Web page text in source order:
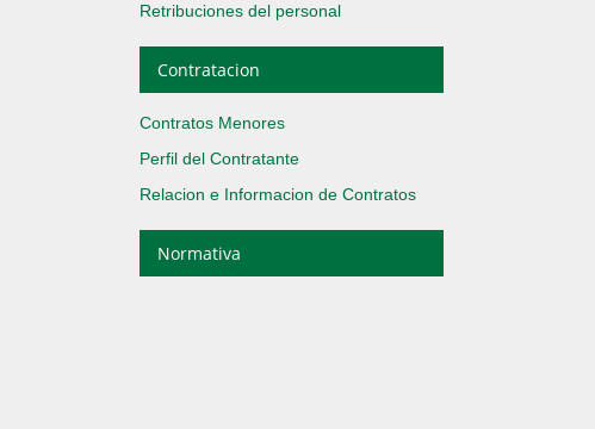
Retribuciones del personal
Contratacion
Contratos Menores
Perfil del Contratante
Relacion e Informacion de Contratos
Normativa